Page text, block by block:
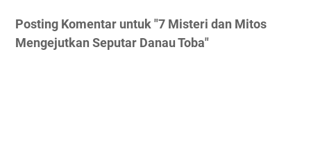
Posting Komentar untuk "7 Misteri dan Mitos
Mengejutkan Seputar Danau Toba"